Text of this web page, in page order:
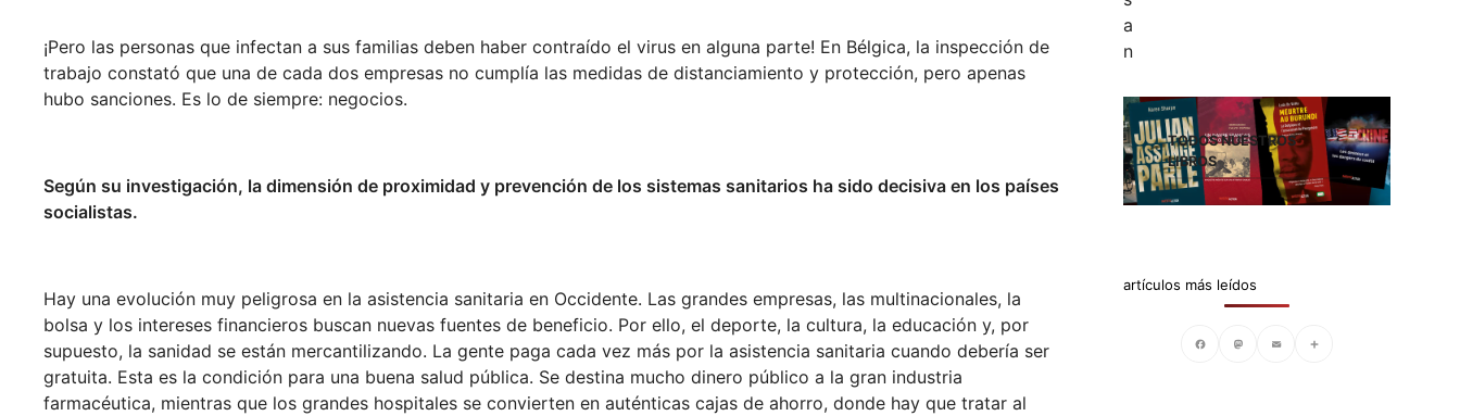
¡Pero las personas que infectan a sus familias deben haber contraído el virus en alguna parte! En Bélgica, la inspección de
trabajo constató que una de cada dos empresas no cumplía las medidas de distanciamiento y protección, pero apenas
hubo sanciones. Es lo de siempre: negocios.
Según su investigación, la dimensión de proximidad y prevención de los sistemas sanitarios ha sido decisiva en los países
socialistas.
Hay una evolución muy peligrosa en la asistencia sanitaria en Occidente. Las grandes empresas, las multinacionales, la
bolsa y los intereses financieros buscan nuevas fuentes de beneficio. Por ello, el deporte, la cultura, la educación y, por
supuesto, la sanidad se están mercantilizando. La gente paga cada vez más por la asistencia sanitaria cuando debería ser
gratuita. Esta es la condición para una buena salud pública. Se destina mucho dinero público a la gran industria
farmacéutica, mientras que los grandes hospitales se convierten en auténticas cajas de ahorro, donde hay que tratar al
TODOS NUESTROS
LIBROS
artículos más leídos